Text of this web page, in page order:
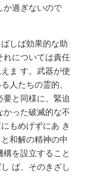
か過ぎないので
しば効果的な助
れについては責任
ま す。武器が使
人たちの霊的、
と同様に、緊迫
かった破滅的な不
もめげずにあ き
和解の精神の中
を設立すること
ば、そのきざし